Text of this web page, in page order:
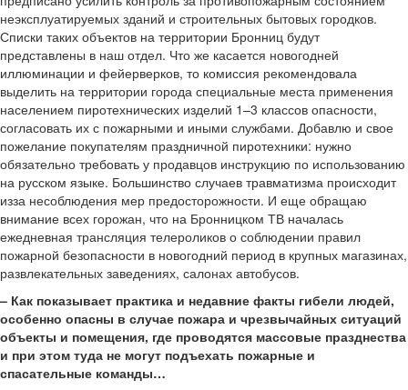
неэксплуатируемых зданий и строительных бытовых городков.
Списки таких объектов на территории Бронниц будут
представлены в наш отдел. Что же касается новогодней
иллюминации и фейерверков, то комиссия рекомендовала
выделить на территории города специальные места применения
населением пиротехнических изделий 1–3 классов опасности,
согласовать их с пожарными и иными службами. Добавлю и свое
пожелание покупателям праздничной пиротехники: нужно
обязательно требовать у продавцов инструкцию по использованию
на русском языке. Большинство случаев травматизма происходит
изза несоблюдения мер предосторожности. И еще обращаю
внимание всех горожан, что на Бронницком ТВ началась
ежедневная трансляция телероликов о соблюдении правил
пожарной безопасности в новогодний период в крупных магазинах,
развлекательных заведениях, салонах автобусов.
– Как показывает практика и недавние факты гибели людей,
особенно опасны в случае пожара и чрезвычайных ситуаций
объекты и помещения, где проводятся массовые празднества
и при этом туда не могут подъехать пожарные и
спасательные команды…